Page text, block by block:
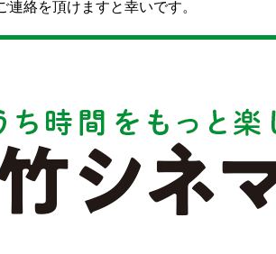
連絡を頂けますと幸いです。